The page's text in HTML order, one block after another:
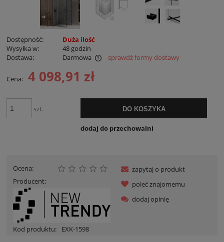
Dostępność:
Duża ilość
Wysyłka w:
48 godzin
Dostawa:
Darmowa
sprawdź formy dostawy
Cena: 4 098,91 zł
szt. DO KOSZYKA
dodaj do przechowalni
Ocena:
Producent:
Kod produktu: EXK-1598
zapytaj o produkt
poleć znajomemu
dodaj opinię